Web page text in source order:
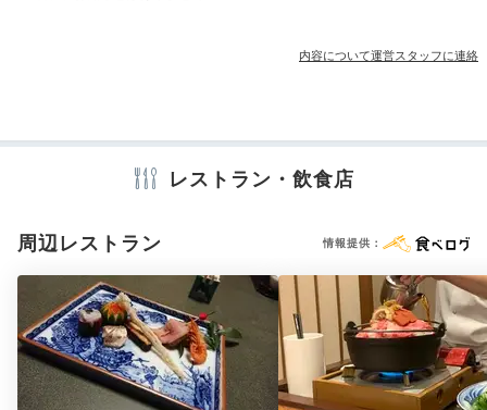
茶褐色の源泉をかけ流しで楽しめます。別館の宿泊者
45分間の貸切で源泉をとことん堪能しました。
湯上がりの冷たいお茶も嬉しかったです。
+2
テレビ 冷蔵庫 エアコン スリッパ 洗浄機付トイレ 浴衣
カミソリ ボディソープ シャワーキャップ
ドライヤー お茶セット
※設備・アメニティは、確認が取れている情報を表示しています。
内容について運営スタッフに連絡
レストラン・飲食店
周辺レストラン 情報提供：